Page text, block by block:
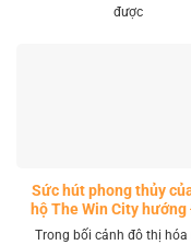
được
Sức hút phong thủy
hộ The Win City hướng
Nam
Trong bối cảnh đô thị hóa